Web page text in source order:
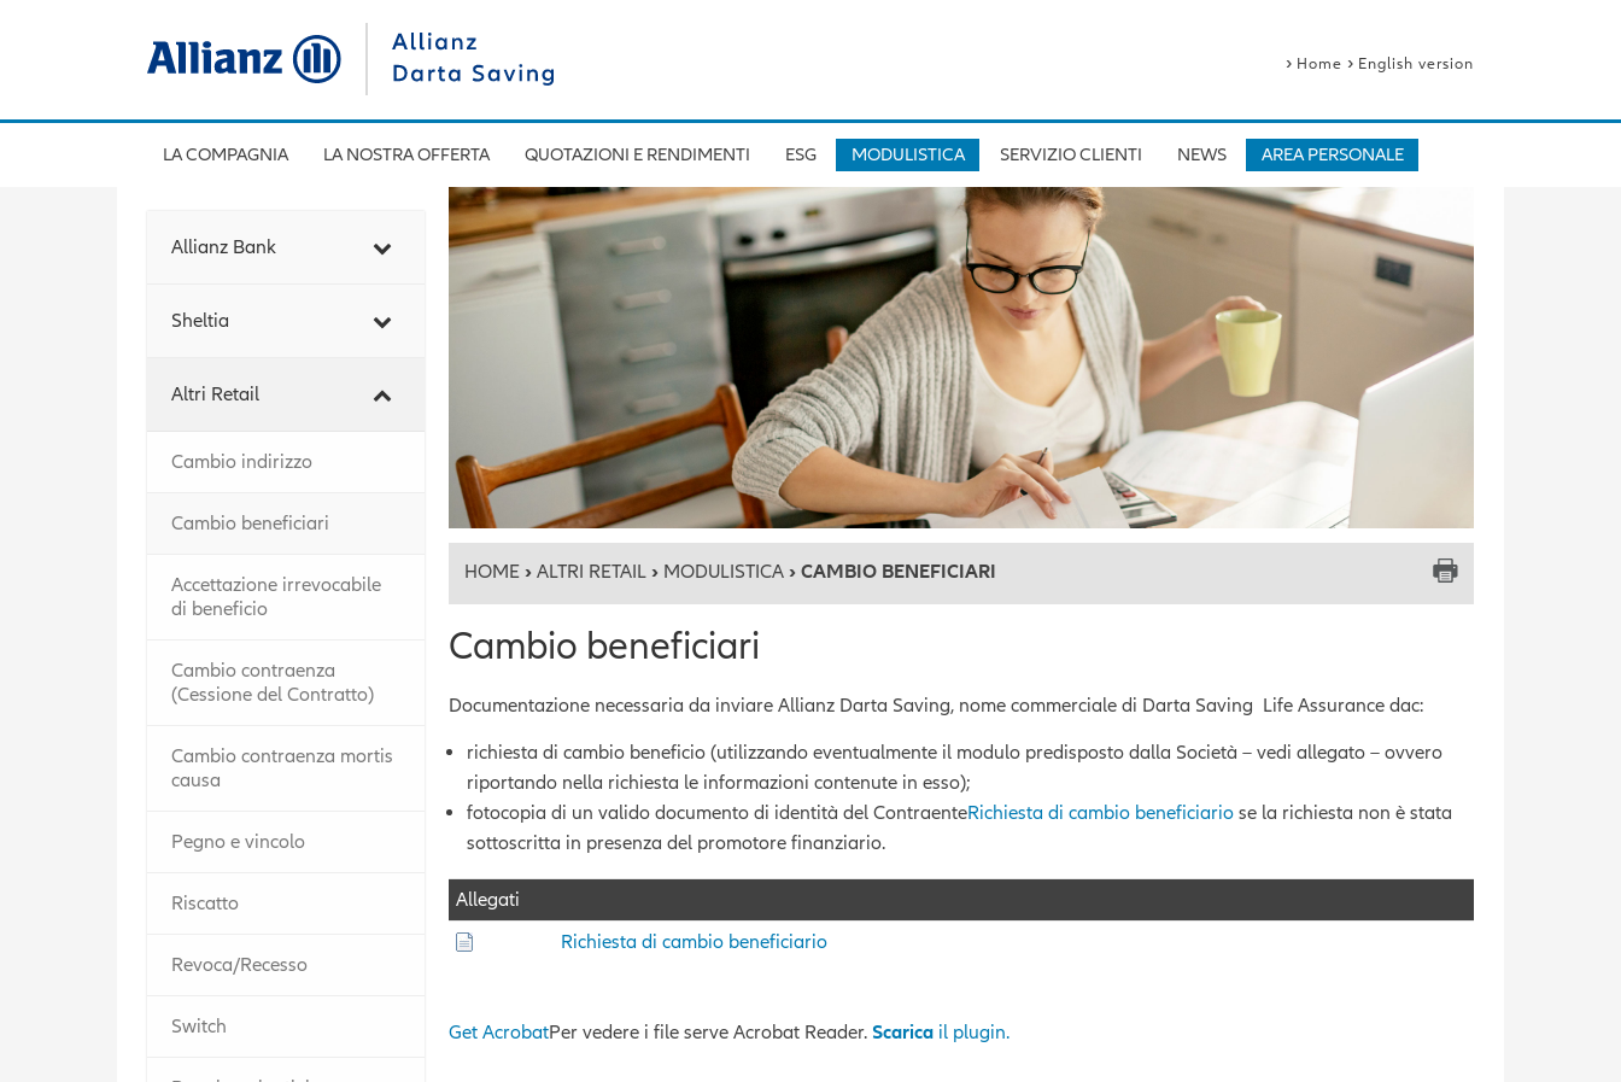
› Home › English version
LA COMPAGNIA LA NOSTRA OFFERTA QUOTAZIONI E RENDIMENTI ESG MODULISTICA SERVIZIO CLIENTI NEWS AREA PERSONALE
Allianz Bank
Sheltia
Altri Retail
Cambio indirizzo
Cambio beneficiari
Accettazione irrevocabile
di beneficio
Cambio contraenza
(Cessione del Contratto)
Cambio contraenza mortis
causa
Pegno e vincolo
Riscatto
Revoca/Recesso
Switch
HOME› ALTRI RETAIL› MODULISTICA› CAMBIO BENEFICIARI
Cambio beneficiari
Documentazione necessaria da inviare Allianz Darta Saving, nome commerciale di Darta Saving Life Assurance dac:
richiesta di cambio beneficio (utilizzando eventualmente il modulo predisposto dalla Società – vedi allegato – ovvero
riportando nella richiesta le informazioni contenute in esso);
fotocopia di un valido documento di identità del ContraenteRichiesta di cambio beneficiario se la richiesta non è stata
sottoscritta in presenza del promotore finanziario.
Allegati
Richiesta di cambio beneficiario
Get AcrobatPer vedere i file serve Acrobat Reader. Scarica il plugin.